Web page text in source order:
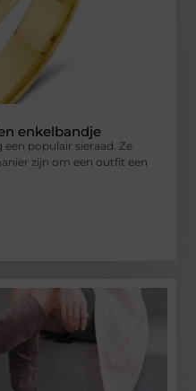
enkelbandje
populair sieraad. Ze
zijn om een outfit een